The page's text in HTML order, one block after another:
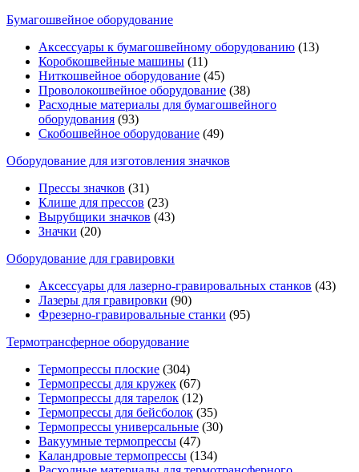
Бумагошвейное оборудование
Аксессуары к бумагошвейному оборудованию (13)
Коробкошвейные машины (11)
Ниткошвейное оборудование (45)
Проволокошвейное оборудование (38)
Расходные материалы для бумагошвейного
оборудования (93)
Скобошвейное оборудование (49)
Оборудование для изготовления значков
Прессы значков (31)
Клише для прессов (23)
Вырубщики значков (43)
Значки (20)
Оборудование для гравировки
Аксессуары для лазерно-гравировальных станков (43)
Лазеры для гравировки (90)
Фрезерно-гравировальные станки (95)
Термотрансферное оборудование
Термопрессы плоские (304)
Термопрессы для кружек (67)
Термопрессы для тарелок (12)
Термопрессы для бейсболок (35)
Термопрессы универсальные (30)
Вакуумные термопрессы (47)
Каландровые термопрессы (134)